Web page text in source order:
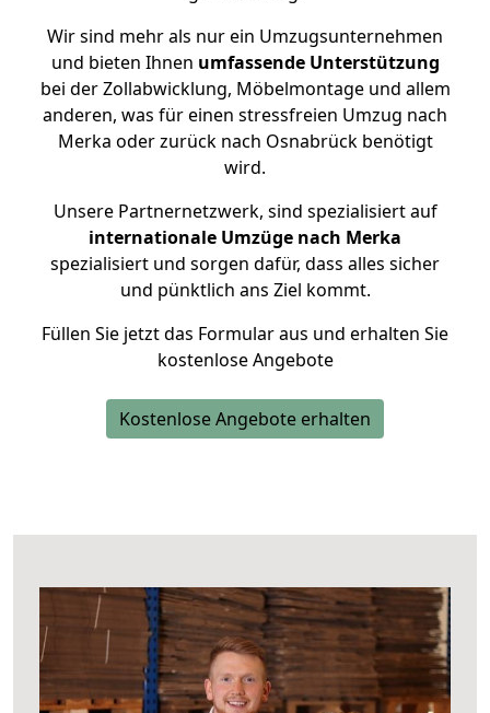
Wir sind mehr als nur ein Umzugsunternehmen
und bieten Ihnen umfassende Unterstützung
bei der Zollabwicklung, Möbelmontage und allem
anderen, was für einen stressfreien Umzug nach
Merka oder zurück nach Osnabrück benötigt
wird.
Unsere Partnernetzwerk, sind spezialisiert auf
internationale Umzüge nach Merka
spezialisiert und sorgen dafür, dass alles sicher
und pünktlich ans Ziel kommt.
Füllen Sie jetzt das Formular aus und erhalten Sie
kostenlose Angebote
Kostenlose Angebote erhalten